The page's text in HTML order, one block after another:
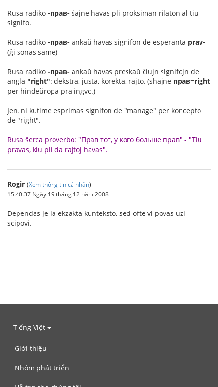
Rusa radiko -прав- ŝajne havas pli proksiman rilaton al tiu
signifo.
Rusa radiko -прав- ankaŭ havas signifon de esperanta prav-
(ĝi sonas same)
Rusa radiko -прав- ankaŭ havas preskaŭ ĉiujn signifojn de
angla "right": dekstra, justa, korekta, rajto. (shajne прав=right
per hindeŭropa pralingvo.)
Jen, ni kutime esprimas signifon de "manage" per koncepto
de "right".
Rusa ŝerca proverbo: "Прав тот, у кого больше прав" - "Tiu
pravas, kiu pli da rajtoj havas".
Rogir (Xem thông tin cá nhân)
15:40:37 Ngày 19 tháng 12 năm 2008
Dependas je la ekzakta kunteksto, sed ofte vi povas uzi
scipovi.
Tiếng Việt
Giới thiệu
Nhóm phát triển